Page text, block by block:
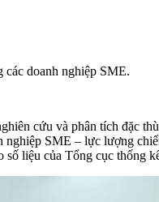
doanh nghiệp SME.
cứu và phân tích đặc
SME – lực lượng
liệu của Tổng cục thống